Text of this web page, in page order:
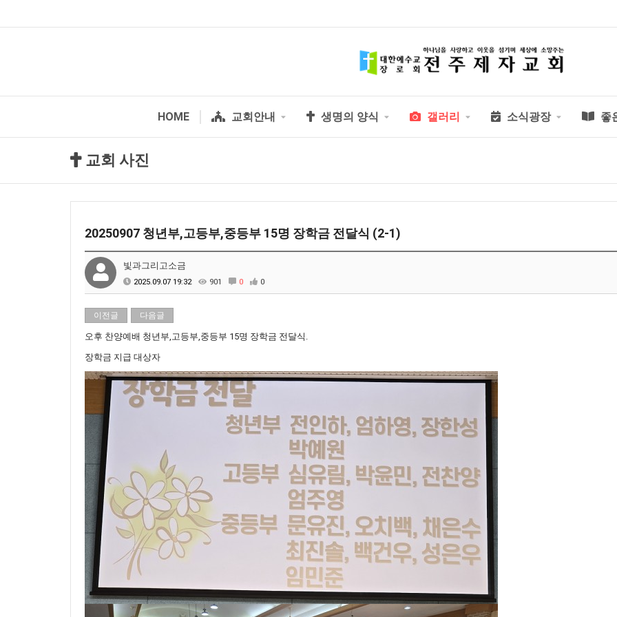
HOME 교회안내 생명의 양식 갤러리 소식광장 좋
교회 사진
20250907 청년부,고등부,중등부 15명 장학금 전달식 (2-1)
빛과그리고소금
2025.09.07 19:32 901 0 0
이전글 다음글
오후 찬양예배 청년부,고등부,중등부 15명 장학금 전달식.
장학금 지급 대상자